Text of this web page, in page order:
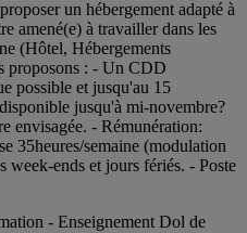
un hébergement adapté à
amené(e) à travailler dans les
(Hôtel, Hébergements
proposons : - Un CDD
possible et jusqu'au 15
jusqu'à mi-novembre?
envisagée. - Rémunération:
35heures/semaine (modulation
week-ends et jours fériés. - Poste
- Enseignement Dol de